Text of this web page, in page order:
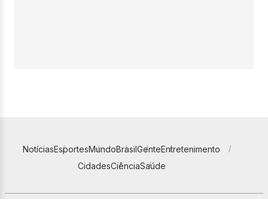
NotíciasEsportesMundoBrasilGenteEntretenimento
CidadesCiênciaSaúde